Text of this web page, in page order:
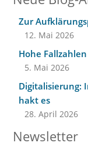
Zur
12. Mai 2026
Hohe
5. Mai 2026
Digitalisierung:
hakt es
28. April 2026
Newsletter